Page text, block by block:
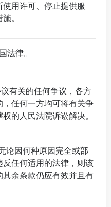
用许可、停止提供服
。
法律。
有关的任何争议，各方
任何一方均可将有关争
的人民法院诉讼解决。
论因何种原因完全或部
任何适用的法律，则该
余条款仍应有效并且有